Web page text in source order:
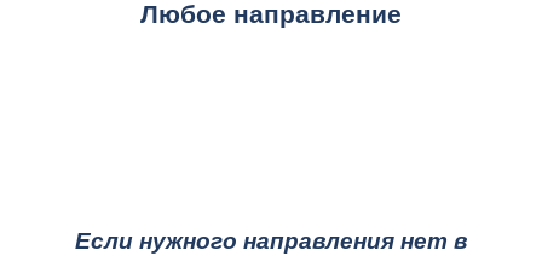
Любое направление
Если нужного направления нет в